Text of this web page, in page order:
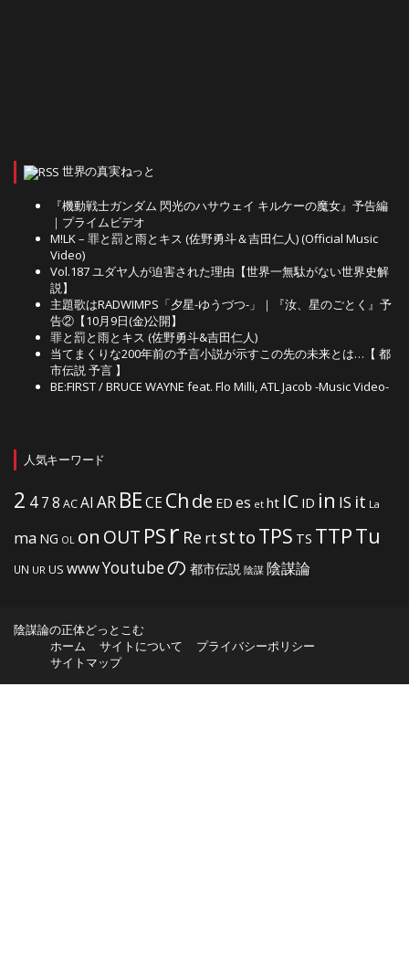
世界の真実ねっと
『機動戦士ガンダム 閃光のハサウェイ キルケーの魔女』予告編
｜プライムビデオ
M!LK – 罪と罰と雨とキス (佐野勇斗＆吉田仁人) (Official Music
Video)
Vol.187 ユダヤ人が迫害された理由【世界一無駄がない世界史解
説】
主題歌はRADWIMPS「夕星-ゆうづつ-」｜『汝、星のごとく』予
告②【10月9日(金)公開】
罪と罰と雨とキス (佐野勇斗&吉田仁人)
当てまくりな200年前の予言小説が示すこの先の未来とは…【 都
市伝説 予言 】
BE:FIRST / BRUCE WAYNE feat. Flo Milli, ATL Jacob -Music Video-
人気キーワード
2 478 ACAI AR BECE Chde ED es et ht IC ID in IS it La
ma NG OL on OUT PSr Re rtsttoTPS TS TTPTu
UN UR US wwwYoutubeの 都市伝説 陰謀 陰謀論
陰謀論の正体どっとこむ
ホーム
サイトについて
プライバシーポリシー
サイトマップ